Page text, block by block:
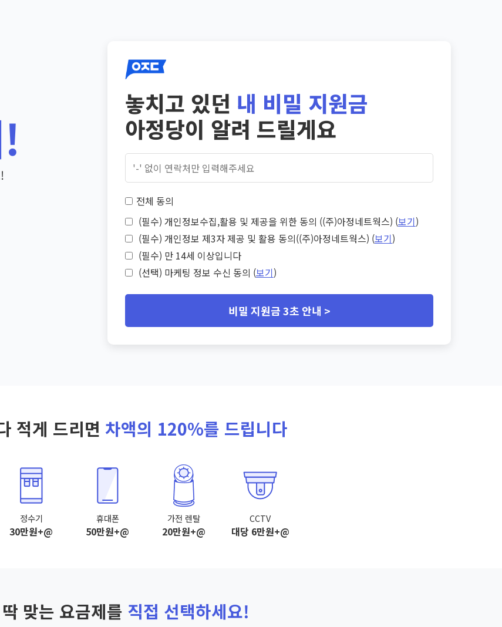
놓치고 있던 내 비밀 지원금
아정당이 알려 드릴게요
전체 동의
(필수) 개인정보수집,활용 및 제공을 위한 동의 ((주)아정네트웍스) (보기)
(필수) 개인정보 제3자 제공 및 활용 동의((주)아정네트웍스) (보기)
(필수) 만 14세 이상입니다
(선택) 마케팅 정보 수신 동의 (보기)
비밀 지원금 3초 안내 >
적게 드리면 차액의 120%를 드립니다
정수기
30만원+@
휴대폰
50만원+@
가전 렌탈
20만원+@
CCTV
대당 6만원+@
맞는 요금제를 직접 선택하세요!